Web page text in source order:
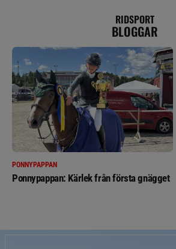
RIDSPORT
BLOGGAR
PONNYPAPPAN
Ponnypappan: Kärlek från första gnägget